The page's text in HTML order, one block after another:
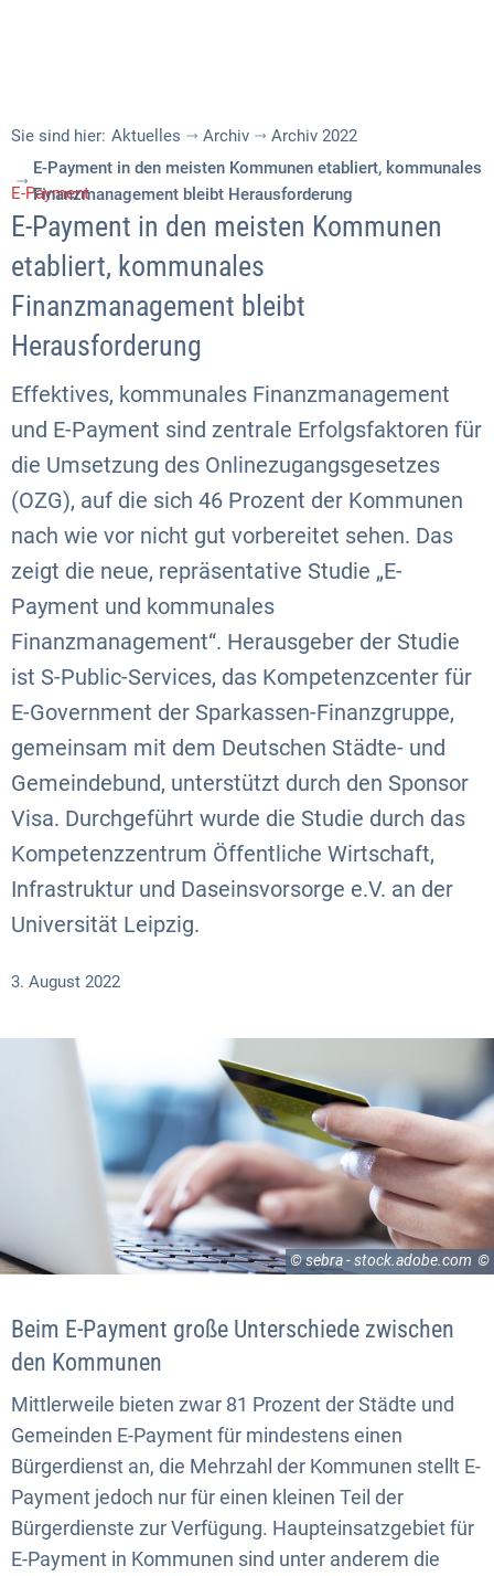
Sie sind hier: Aktuelles Archiv
Archiv 2022
E-Payment in den meisten Kommunen etabliert, kommunales
Finanzmanagement bleibt Herausforderung
E-Payment
E-Payment in den meisten Kommunen
etabliert, kommunales
Finanzmanagement bleibt
Herausforderung
Effektives, kommunales Finanzmanagement
und E-Payment sind zentrale Erfolgsfaktoren für
die Umsetzung des Onlinezugangsgesetzes
(OZG), auf die sich 46 Prozent der Kommunen
nach wie vor nicht gut vorbereitet sehen. Das
zeigt die neue, repräsentative Studie „E-
Payment und kommunales
Finanzmanagement“. Herausgeber der Studie
ist S-Public-Services, das Kompetenzcenter für
E-Government der Sparkassen-Finanzgruppe,
gemeinsam mit dem Deutschen Städte- und
Gemeindebund, unterstützt durch den Sponsor
Visa. Durchgeführt wurde die Studie durch das
Kompetenzzentrum Öffentliche Wirtschaft,
Infrastruktur und Daseinsvorsorge e.V. an der
Universität Leipzig.
3. August 2022
© sebra - stock.adobe.com
Beim E-Payment große Unterschiede zwischen
den Kommunen
Mittlerweile bieten zwar 81 Prozent der Städte und
Gemeinden E-Payment für mindestens einen
Bürgerdienst an, die Mehrzahl der Kommunen stellt E-
Payment jedoch nur für einen kleinen Teil der
Bürgerdienste zur Verfügung. Haupteinsatzgebiet für
E-Payment in Kommunen sind unter anderem die